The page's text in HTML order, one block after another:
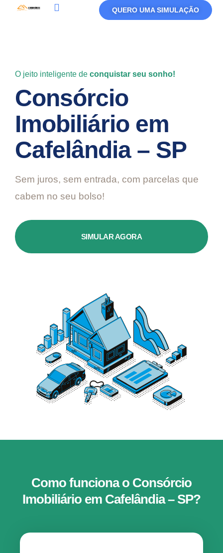
QUERO UMA SIMULAÇÃO
O jeito inteligente de conquistar seu sonho!
Consórcio
Imobiliário em
Cafelândia – SP
Sem juros, sem entrada, com parcelas que
cabem no seu bolso!
SIMULAR AGORA
Como funciona o Consórcio
Imobiliário em Cafelândia – SP?